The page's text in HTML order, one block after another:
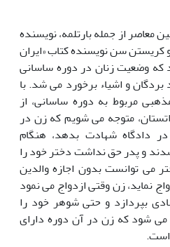
معاصر از جمله بارتلمه، نویسنده
سن نویسنده کتاب «ایران
که وضعیت زنان در دوره ساسانی
بردگان و اشیاء برخورد می شد. با
مربوط به دوره ساسانی، از
متوجه می شویم که زن در
دادگاه شهادت بدهد، هنگام
و پدر حق نداشت دختر خود را
می توانست بدون اجازه والدین
نماید، زن وقتی ازدواج می نمود
بپردازد و حتی شوهر خود را
شود که زن در آن دوره دارای
است.